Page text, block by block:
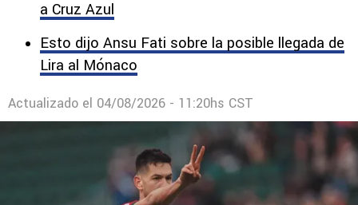
a Cruz Azul
Esto dijo Ansu Fati sobre la posible llegada de
Lira al Mónaco
Actualizado el 04/08/2026 - 11:20hs CST